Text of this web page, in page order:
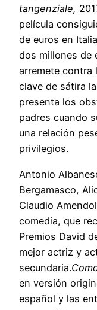
tangenziale,
película
de euros en
dos millones de
arremete contra
clave de sátira
presenta los
padres cuando
una relación
privilegios.
Antonio
Bergamasco,
Claudio
comedia, que
Premios David
mejor actriz y
secundaria.
en versión
español y las